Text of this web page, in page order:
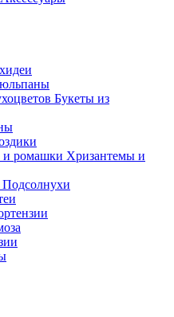
Букеты из
Хризантемы и
Подсолнухи